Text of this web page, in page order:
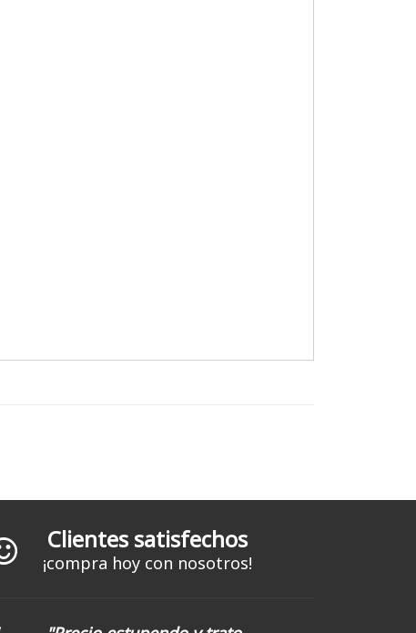
Clientes satisfechos
¡compra hoy con nosotros!